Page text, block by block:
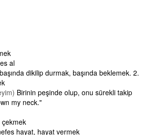
al
dikilip durmak, başında beklemek. 2.
Birinin peşinde olup, onu sürekli takip
my neck."
hayat, hayat vermek